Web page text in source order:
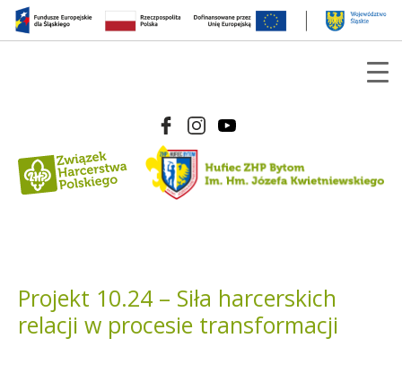
Projekt 10.24 – Siła harcerskich
relacji w procesie transformacji